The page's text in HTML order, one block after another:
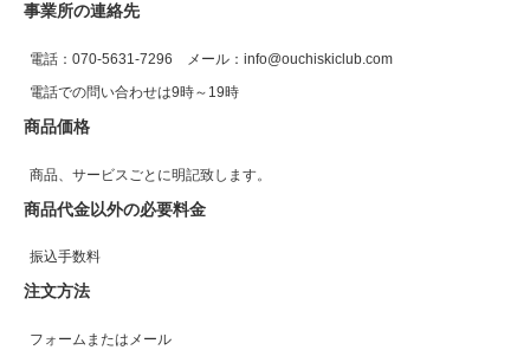
事業所の連絡先
電話：070-5631-7296 メール：info@ouchiskiclub.com
電話での問い合わせは9時～19時
商品価格
商品、サービスごとに明記致します。
商品代金以外の必要料金
振込手数料
注文方法
フォームまたはメール